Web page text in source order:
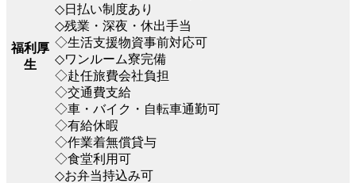
福利厚
生
◇日払い制度あり
◇残業・深夜・休出手当
◇生活支援物資事前対応可
◇ワンルーム寮完備
◇赴任旅費会社負担
◇交通費支給
◇車・バイク・自転車通勤可
◇有給休暇
◇作業着無償貸与
◇食堂利用可
◇お弁当持込み可